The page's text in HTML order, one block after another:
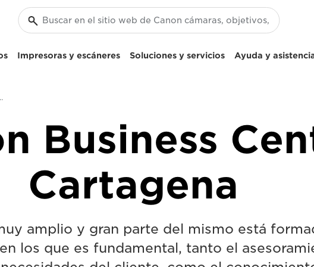
Impresoras y escáneres Soluciones y servicios Ayuda y
Cartagena
Business
Cartagena
amplio y gran parte del mismo está
los que es fundamental, tanto el